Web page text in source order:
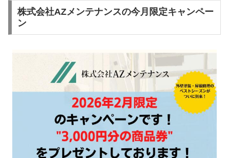
株式会社AZメンテナンスの今月限定キャンペー
ン